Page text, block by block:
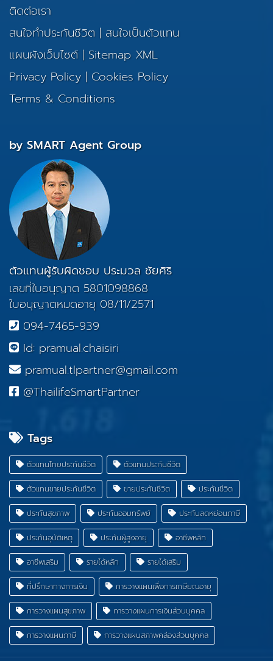
ติดต่อเรา
สนใจทำประกันชีวิต | สนใจเป็นตัวแทน
แผนผังเว็บไซต์| Sitemap XML
Privacy Policy | Cookies Policy
Terms & Conditions
by SMART Agent Group
ตัวแทนผู้รับผิดชอบ ประมวล ชัยศิริ
เลขที่ใบอนุญาต 5801098868
ใบอนุญาตหมดอายุ 08/11/2571
094-7465-939
Id: pramual.chaisiri
pramual.tlpartner@gmail.com
@ThailifeSmartPartner
Tags
ตัวแทนไทยประกันชีวิต ตัวแทนประกันชีวิต
ตัวแทนขายประกันชีวิต ขายประกันชีวิต ประกันชีวิต
ประกันสุขภาพ ประกันออมทรัพย์ ประกันลดหย่อนภาษี
ประกันอุบัติเหตุ ประกันผู้สูงอายุ อาชีพหลัก
อาชีพเสริม รายได้หลัก รายได้เสริม
ที่ปรึกษาทางการเงิน การวางแผนเพื่อการเกษียณอายุ
การวางแผนสุขภาพ การวางแผนการเงินส่วนบุคคล
การวางแผนภาษี การวางแผนสภาพคล่องส่วนบุคคล